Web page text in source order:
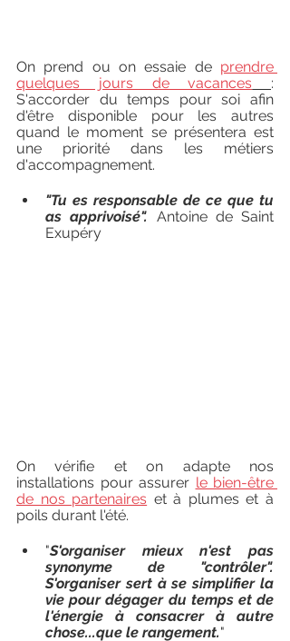
On prend ou on essaie de prendre
quelques jours de vacances
:
S'accorder du temps pour soi afin
d'être disponible pour les autres
quand le moment se présentera est
une priorité dans les métiers
d'accompagnement.
"Tu es responsable de ce que tu
as apprivoisé". Antoine de Saint
Exupéry
On vérifie et on adapte nos
installations pour assurer le bien-être
de nos partenaires et à plumes et à
poils durant l'été.
"S'organiser mieux n'est pas
synonyme de "contrôler".
S'organiser sert à se simplifier la
vie pour dégager du temps et de
l'énergie à consacrer à autre
chose...que le rangement."